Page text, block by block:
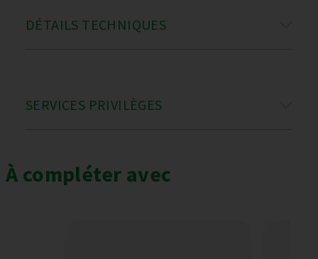
DÉTAILS TECHNIQUES
SERVICES PRIVILÈGES
À compléter avec